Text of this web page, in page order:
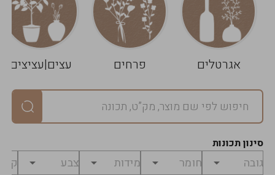
אגרטלים פרחים עצים|עציצים
סינון תכונות
במארז
מחיר
לפני
₪0